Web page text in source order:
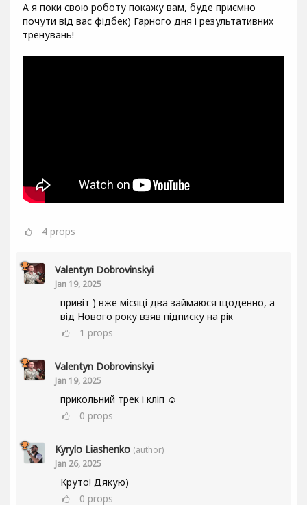
А я поки свою роботу покажу вам, буде приємно
почути від вас фідбек) Гарного дня і результативних
тренувань!
4 props
Valentyn Dobrovinskyi
Jan 19, 2025
привіт ) вже місяці два займаюся щоденно, а
від Нового року взяв підписку на рік
1 props
Valentyn Dobrovinskyi
Jan 19, 2025
прикольний трек і кліп ☺
0 props
Kyrylo Liashenko (author)
Jan 26, 2025
Круто! Дякую)
0 props